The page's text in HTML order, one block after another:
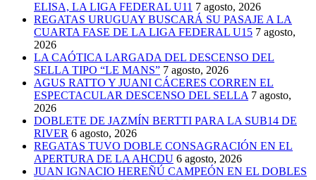
ELISA, LA LIGA FEDERAL U11 7 agosto, 2026
REGATAS URUGUAY BUSCARÁ SU PASAJE A LA
CUARTA FASE DE LA LIGA FEDERAL U15 7 agosto,
2026
LA CAÓTICA LARGADA DEL DESCENSO DEL
SELLA TIPO “LE MANS” 7 agosto, 2026
AGUS RATTO Y JUANI CÁCERES CORREN EL
ESPECTACULAR DESCENSO DEL SELLA 7 agosto,
2026
DOBLETE DE JAZMÍN BERTTI PARA LA SUB14 DE
RIVER 6 agosto, 2026
REGATAS TUVO DOBLE CONSAGRACIÓN EN EL
APERTURA DE LA AHCDU 6 agosto, 2026
JUAN IGNACIO HEREÑÚ CAMPEÓN EN EL DOBLES